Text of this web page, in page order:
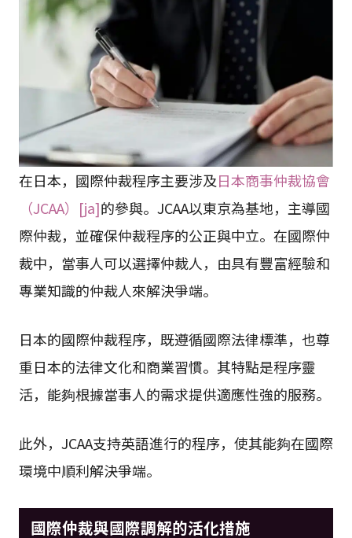
在日本，國際仲裁程序主要涉及日本商事仲裁協會
（JCAA）[ja]的參與。JCAA以東京為基地，主導國
際仲裁，並確保仲裁程序的公正與中立。在國際仲
裁中，當事人可以選擇仲裁人，由具有豐富經驗和
專業知識的仲裁人來解決爭端。
日本的國際仲裁程序，既遵循國際法律標準，也尊
重日本的法律文化和商業習慣。其特點是程序靈
活，能夠根據當事人的需求提供適應性強的服務。
此外，JCAA支持英語進行的程序，使其能夠在國際
環境中順利解決爭端。
國際仲裁與國際調解的活化措施